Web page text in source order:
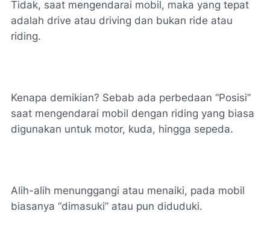
Tidak, saat mengendarai mobil, maka yang tepat
adalah drive atau driving dan bukan ride atau
riding.
Kenapa demikian? Sebab ada perbedaan “Posisi”
saat mengendarai mobil dengan riding yang biasa
digunakan untuk motor, kuda, hingga sepeda.
Alih-alih menunggangi atau menaiki, pada mobil
biasanya “dimasuki” atau pun diduduki.